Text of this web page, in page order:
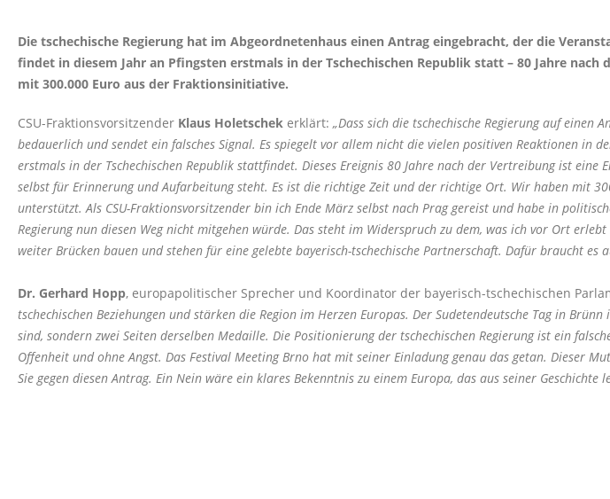
Die tschechische Regierung hat im Abgeordnetenhaus einen Antrag eingebracht, der die
findet in diesem Jahr an Pfingsten erstmals in der Tschechischen Republik statt – 80 Jahre
mit 300.000 Euro aus der Fraktionsinitiative.
CSU-Fraktionsvorsitzender Klaus Holetschek erklärt: Dass sich die tschechische Regierung auf einen
bedauerlich und sendet ein falsches Signal. Es spiegelt vor allem nicht die vielen positiven Reaktionen in
erstmals in der Tschechischen Republik stattfindet. Dieses Ereignis 80 Jahre nach der Vertreibung ist
selbst für Erinnerung und Aufarbeitung steht. Es ist die richtige Zeit und der richtige Ort. Wir haben mit
unterstützt. Als CSU-Fraktionsvorsitzender bin ich Ende März selbst nach Prag gereist und habe in
Regierung nun diesen Weg nicht mitgehen würde. Das steht im Widerspruch zu dem, was ich vor Ort
weiter Brücken bauen und stehen für eine gelebte bayerisch-tschechische Partnerschaft. Dafür braucht es
Dr. Gerhard Hopp, europapolitischer Sprecher und Koordinator der bayerisch-tschechischen
tschechischen Beziehungen und stärken die Region im Herzen Europas. Der Sudetendeutsche Tag in
sind, sondern zwei Seiten derselben Medaille. Die Positionierung der tschechischen Regierung ist ein
Offenheit und ohne Angst. Das Festival Meeting Brno hat mit seiner Einladung genau das getan. Dieser
Sie gegen diesen Antrag. Ein Nein wäre ein klares Bekenntnis zu einem Europa, das aus seiner